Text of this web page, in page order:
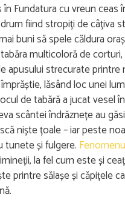
în Fundatura cu vreun ceas
fiind stropiți de câțiva
buni să spele căldura
multicoloră de
apusului strecurate printre
lăsând loc unei
de tabără a jucat vesel
scântei îndrăznețe au
niște țoale – iar peste
tunete și fulgere.
la fel cum este și
printre sălașe și căpițele